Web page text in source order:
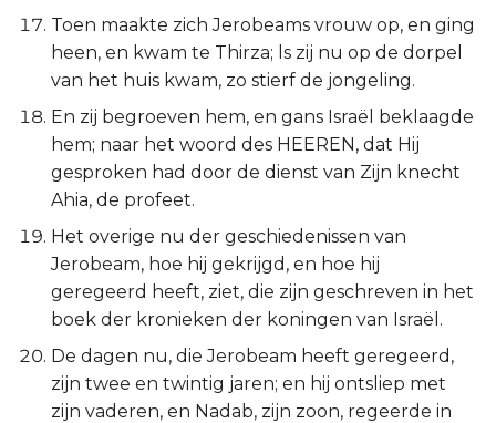
Toen maakte zich Jerobeams vrouw op, en ging
heen, en kwam te Thirza; ls zij nu op de dorpel
van het huis kwam, zo stierf de jongeling.
En zij begroeven hem, en gans Israël beklaagde
hem; naar het woord des HEEREN, dat Hij
gesproken had door de dienst van Zijn knecht
Ahia, de profeet.
Het overige nu der geschiedenissen van
Jerobeam, hoe hij gekrijgd, en hoe hij
geregeerd heeft, ziet, die zijn geschreven in het
boek der kronieken der koningen van Israël.
De dagen nu, die Jerobeam heeft geregeerd,
zijn twee en twintig jaren; en hij ontsliep met
zijn vaderen, en Nadab, zijn zoon, regeerde in